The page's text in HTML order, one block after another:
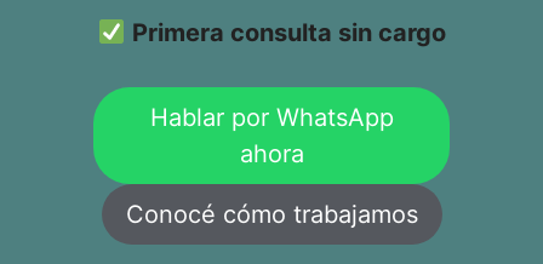
Primera consulta sin cargo
Hablar por WhatsApp
ahora
Conocé cómo trabajamos